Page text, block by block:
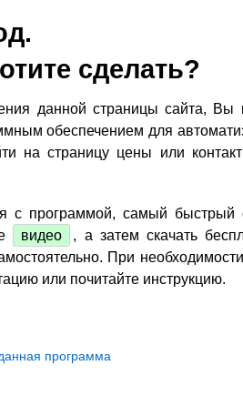
сделать?
данной страницы сайта, Вы
обеспечением для
на страницу цены или
с программой, самый быстрый
видео , а затем скачать
При
или почитайте инструкцию.
программа